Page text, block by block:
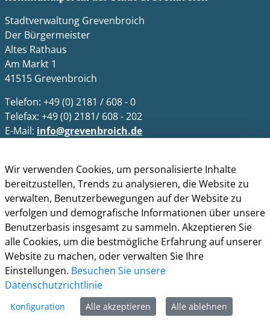
Stadtverwaltung Grevenbroich
Der Bürgermeister
Altes Rathaus
Am Markt 1
41515 Grevenbroich
Telefon: +49 (0) 2181 / 608 - 0
Telefax: +49 (0) 2181/ 608 - 202
E-Mail: info@grevenbroich.de
Allgemein
Montag - Freitag 8.00 - 12.00 Uhr
Donnerstag zusätzl. 14.00 - 17.00 Uhr
Bürgerbüro
Montag 8.00 - 16.00 Uhr
Dienstag 8.00 - 16.00 Uhr
Mittwoch 7.00 - 12.30 Uhr
Donnerstag 9.00 - 18.00 Uhr
Freitag 8.00 - 12.30 Uhr
Wir verwenden Cookies, um personalisierte Inhalte
bereitzustellen, Trends zu analysieren, die Website zu
verwalten, Benutzerbewegungen auf der Website zu
verfolgen und demografische Informationen über unsere
Benutzerbasis insgesamt zu sammeln. Akzeptieren Sie
alle Cookies, um die bestmögliche Erfahrung auf unserer
Website zu machen, oder verwalten Sie Ihre
Einstellungen. Besuchen Sie unsere
Datenschutzrichtlinie
Konfiguration Alle akzeptieren Alle ablehnen